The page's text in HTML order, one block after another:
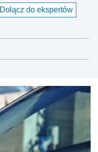
Dołącz do ekspertów